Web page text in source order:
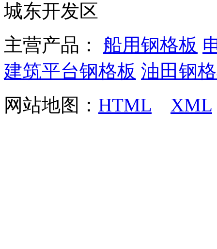
城东开发区
主营产品： 船用钢格板
建筑平台钢格板 油田钢
网站地图： HTML XML